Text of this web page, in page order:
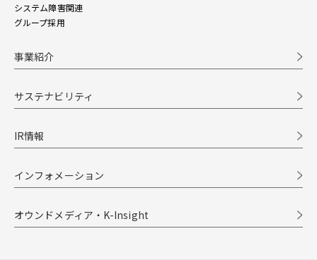
システム障害関連
グループ採用
事業紹介
サステナビリティ
IR情報
インフォメーション
オウンドメディア・K-Insight